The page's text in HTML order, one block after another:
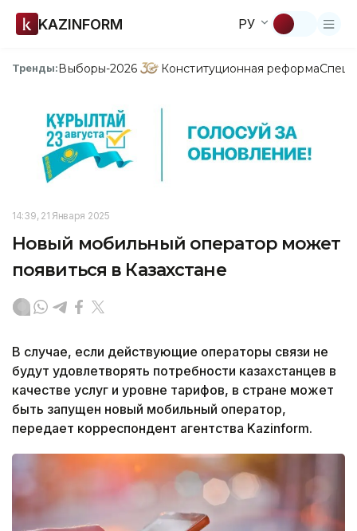
KAZINFORM РУ
Тренды:Выборы-2026 Конституционная реформа
14:39, 21 Января 2025
Новый мобильный оператор может
появиться в Казахстане
В случае, если действующие операторы связи не
будут удовлетворять потребности казахстанцев в
качестве услуг и уровне тарифов, в стране может
быть запущен новый мобильный оператор,
передает корреспондент агентства Kazinform.